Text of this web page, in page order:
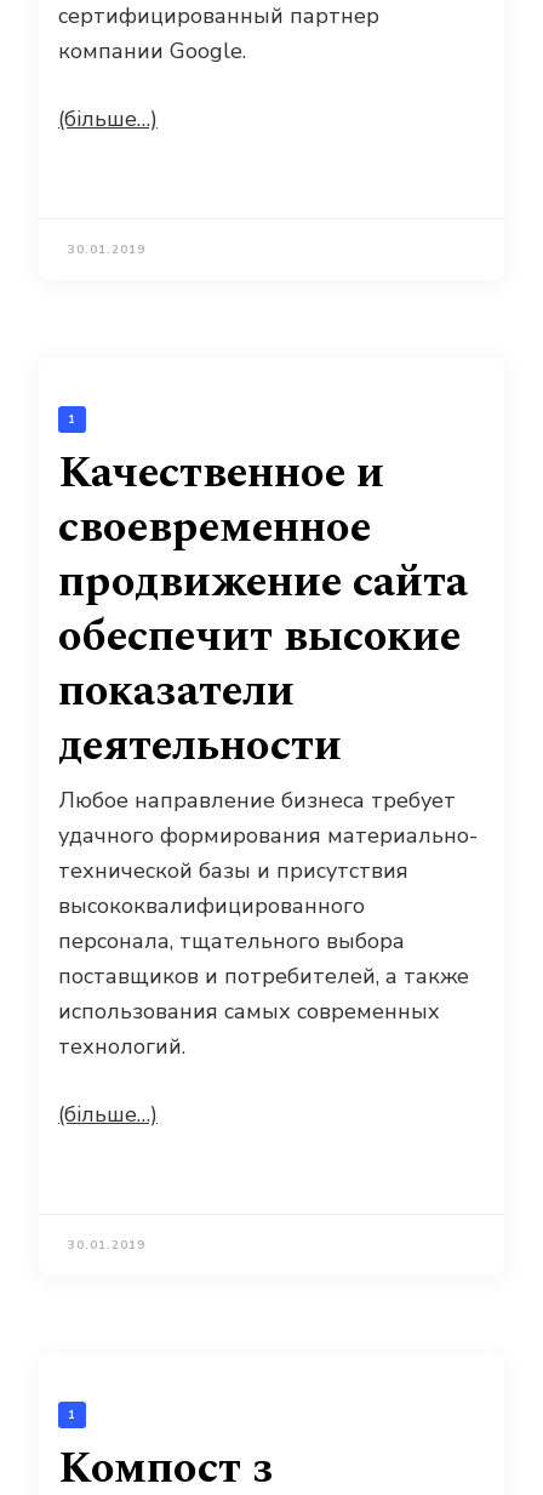
сертифицированный партнер
компании Google.
(більше…)
30.01.2019
1
Качественное и
своевременное
продвижение сайта
обеспечит высокие
показатели
деятельности
Любое направление бизнеса требует
удачного формирования материально-
технической базы и присутствия
высококвалифицированного
персонала, тщательного выбора
поставщиков и потребителей, а также
использования самых современных
технологий.
(більше…)
30.01.2019
1
Компост з